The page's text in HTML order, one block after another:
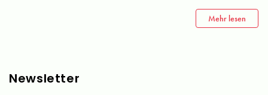
Mehr lesen
Newsletter